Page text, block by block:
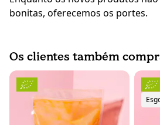
bonitas, oferecemos os portes.
Os clientes também